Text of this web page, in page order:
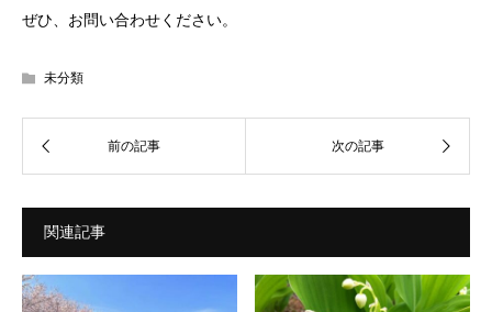
ぜひ、お問い合わせください。
未分類
関連記事